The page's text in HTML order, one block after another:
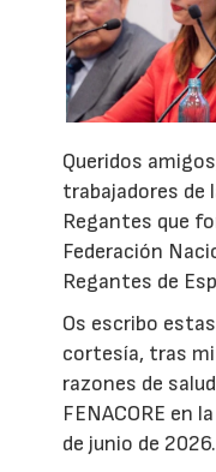
Queridos
trabajadores de
Regantes que
Federación
Regantes de
Os escribo
cortesía, tras
razones de
FENACORE en
de junio de 2026.